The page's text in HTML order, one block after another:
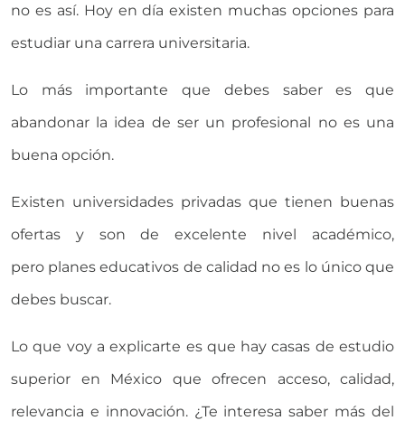
no es así. Hoy en día existen muchas opciones para
estudiar una carrera universitaria.
Lo más importante que debes saber es que
abandonar la idea de ser un profesional no es una
buena opción.
Existen universidades privadas que tienen buenas
ofertas y son de excelente nivel académico,
pero planes educativos de calidad no es lo único que
debes buscar.
Lo que voy a explicarte es que hay casas de estudio
superior en México que ofrecen acceso, calidad,
relevancia e innovación. ¿Te interesa saber más del